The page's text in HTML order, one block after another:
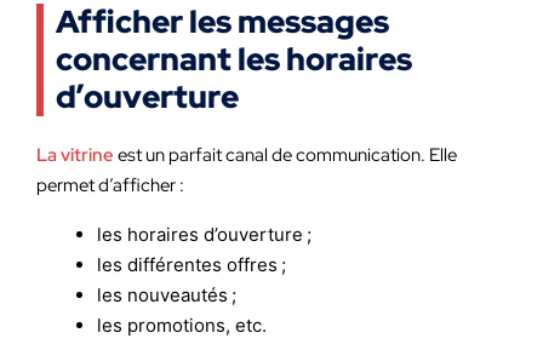
Afficher les messages
concernant les horaires
d’ouverture
La vitrine est un parfait canal de communication. Elle
permet d’afficher :
les horaires d’ouverture ;
les différentes offres ;
les nouveautés ;
les promotions, etc.